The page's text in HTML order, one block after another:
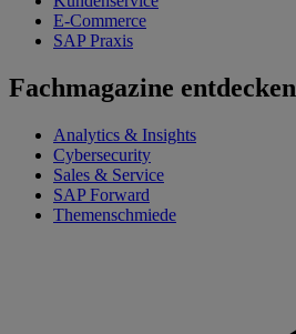
E-Commerce
SAP Praxis
Fachmagazine entdecken
Analytics & Insights
Cybersecurity
Sales & Service
SAP Forward
Themenschmiede